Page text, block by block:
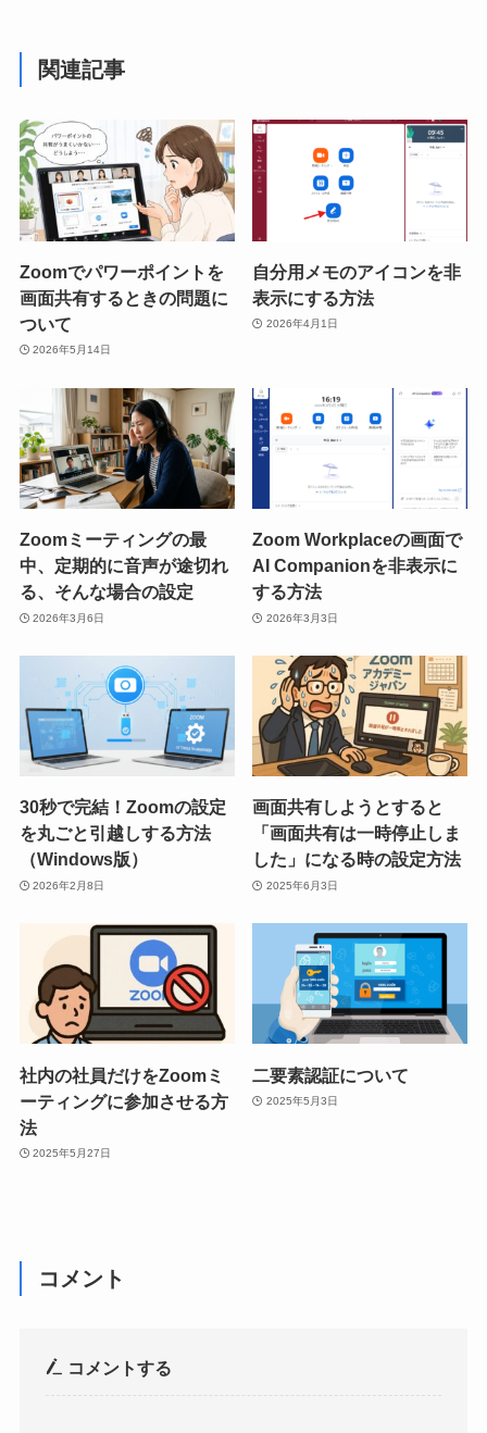
関連記事
Zoomでパワーポイントを
画面共有するときの問題に
ついて
2026年5月14日
自分用メモのアイコンを非
表示にする方法
2026年4月1日
Zoomミーティングの最
中、定期的に音声が途切れ
る、そんな場合の設定
2026年3月6日
Zoom Workplaceの画面で
AI Companionを非表示に
する方法
2026年3月3日
30秒で完結！Zoomの設定
を丸ごと引越しする方法
（Windows版）
2026年2月8日
画面共有しようとすると
「画面共有は一時停止しま
した」になる時の設定方法
2025年6月3日
社内の社員だけをZoomミ
ーティングに参加させる方
法
2025年5月27日
二要素認証について
2025年5月3日
コメント
コメントする